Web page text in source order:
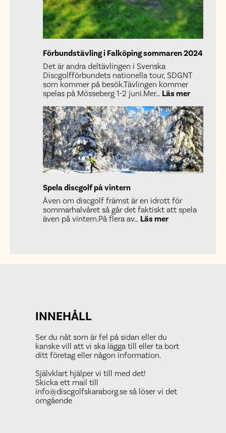
Förbundstävling i Falköping sommaren 2024
Det är andra deltävlingen i Svenska
Discgolfförbundets nationella tour, SDGNT
som kommer på besök.Tävlingen kommer
spelas på Mösseberg 1-2 juni.Mer… Läs mer:
i
Falköping
2024
Spela discgolf på vintern
Även om discgolf främst är en idrott för
sommarhalvåret så går det faktiskt att spela
även på vintern.På flera av… Läs mer:
INNEHÅLL
Ser du nåt som är fel på sidan eller du
kanske vill att vi ska lägga till eller ta bort
ditt företag eller någon information.
Självklart hjälper vi till med det!
Skicka ett mail till
info@discgolfskaraborg.se så löser vi det
omgående